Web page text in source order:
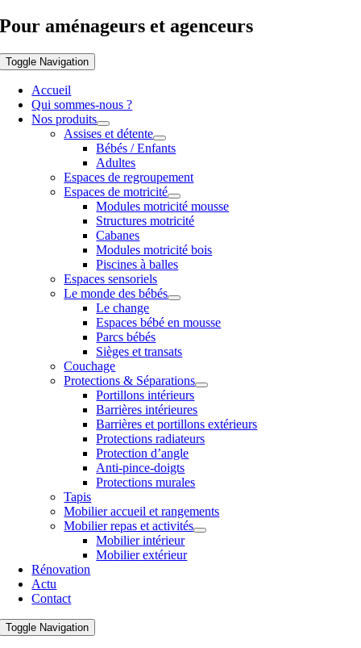
Pour aménageurs et agenceurs
Toggle Navigation
Accueil
Qui sommes-nous ?
Nos produits
Assises et détente
Bébés / Enfants
Adultes
Espaces de regroupement
Espaces de motricité
Modules motricité mousse
Structures motricité
Cabanes
Modules motricité bois
Piscines à balles
Espaces sensoriels
Le monde des bébés
Le change
Espaces bébé en mousse
Parcs bébés
Sièges et transats
Couchage
Protections & Séparations
Portillons intérieurs
Barrières intérieures
Barrières et portillons extérieurs
Protections radiateurs
Protection d’angle
Anti-pince-doigts
Protections murales
Tapis
Mobilier accueil et rangements
Mobilier repas et activités
Mobilier intérieur
Mobilier extérieur
Rénovation
Actu
Contact
Toggle Navigation